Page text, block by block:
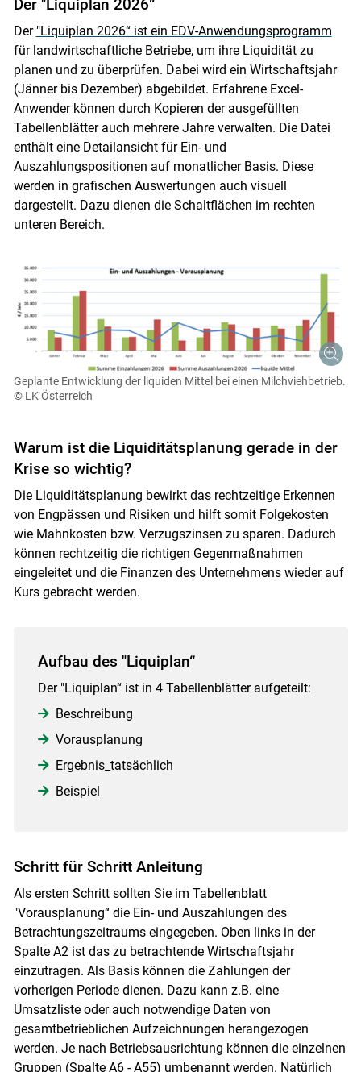
Skip to main content
Der "Liquiplan 2026“
Der "Liquiplan 2026“ ist ein EDV-Anwendungsprogramm
für landwirtschaftliche Betriebe, um ihre Liquidität zu
planen und zu überprüfen. Dabei wird ein Wirtschaftsjahr
(Jänner bis Dezember) abgebildet. Erfahrene Excel-
Anwender können durch Kopieren der ausgefüllten
Tabellenblätter auch mehrere Jahre verwalten. Die Datei
enthält eine Detailansicht für Ein- und
Auszahlungspositionen auf monatlicher Basis. Diese
werden in grafischen Auswertungen auch visuell
dargestellt. Dazu dienen die Schaltflächen im rechten
unteren Bereich.
Geplante Entwicklung der liquiden Mittel bei einen Milchviehbetrieb.
© LK Österreich
Warum ist die Liquiditätsplanung gerade in der
Krise so wichtig?
Die Liquiditätsplanung bewirkt das rechtzeitige Erkennen
von Engpässen und Risiken und hilft somit Folgekosten
wie Mahnkosten bzw. Verzugszinsen zu sparen. Dadurch
können rechtzeitig die richtigen Gegenmaßnahmen
eingeleitet und die Finanzen des Unternehmens wieder auf
Kurs gebracht werden.
Aufbau des "Liquiplan“
Der "Liquiplan“ ist in 4 Tabellenblätter aufgeteilt:
Beschreibung
Vorausplanung
Ergebnis_tatsächlich
Beispiel
Schritt für Schritt Anleitung
Als ersten Schritt sollten Sie im Tabellenblatt
"Vorausplanung“ die Ein- und Auszahlungen des
Betrachtungszeitraums eingegeben. Oben links in der
Spalte A2 ist das zu betrachtende Wirtschaftsjahr
einzutragen. Als Basis können die Zahlungen der
vorherigen Periode dienen. Dazu kann z.B. eine
Umsatzliste oder auch notwendige Daten von
gesamtbetrieblichen Aufzeichnungen herangezogen
werden. Je nach Betriebsausrichtung können die einzelnen
Gruppen (Spalte A6 - A55) umbenannt werden. Natürlich